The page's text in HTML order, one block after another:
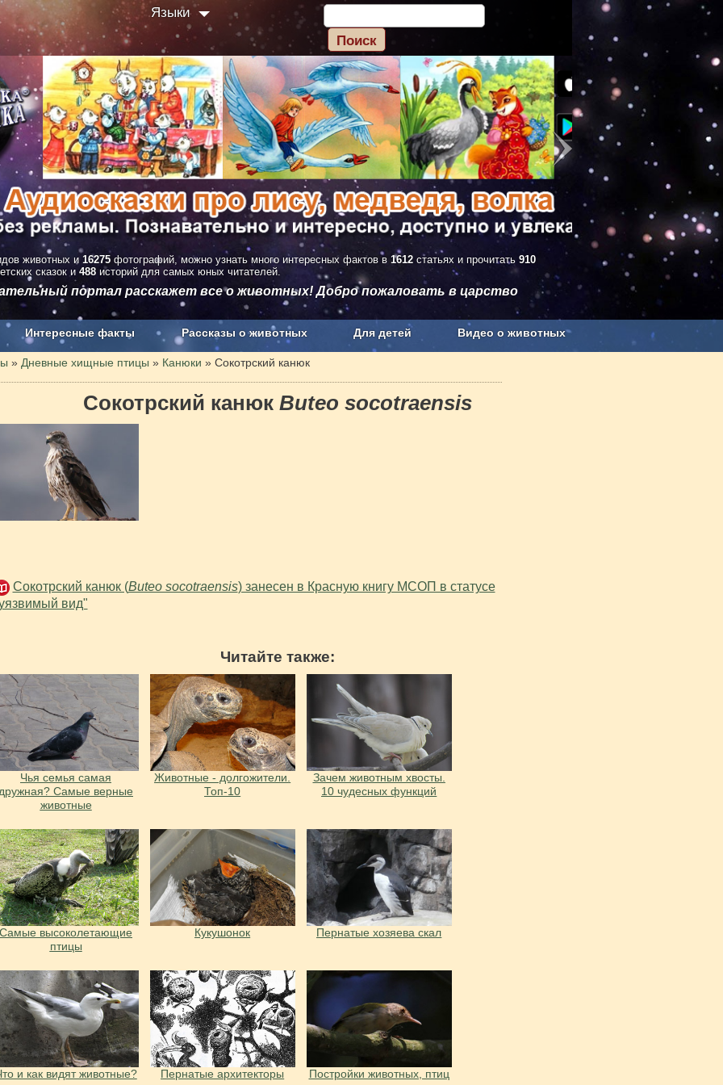
Языки
животных и 16275 фотографий, можно узнать много интересных фактов в 1612 статьях и прочитать 910
сказок и 488 историй для самых юных читателей.
портал расскажет все о животных! Добро пожаловать в царство
Интересные факты Рассказы о животных Для детей Видео о животных
рекламы О проекте
» Дневные хищные птицы » Канюки » Сокотрский канюк
Сокотрский канюк Buteo socotraensis
Сокотрский канюк (Buteo socotraensis) занесен в Красную книгу МСОП в статусе
вид"
Читайте также:
Чья семья самая
Самые верные
животные
Животные - долгожители.
Топ-10
Зачем животным хвосты.
10 чудесных функций
Самые высоколетающие
птицы
Кукушонок Пернатые хозяева скал
и как видят животные? Пернатые архитекторы
Постройки животных, птиц